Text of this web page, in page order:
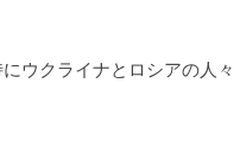
ウクライナとロシアの人